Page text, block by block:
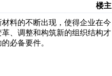
楼主
料的不断出现，使得企业在今
、调整和构筑新的组织结构才
必备要件。